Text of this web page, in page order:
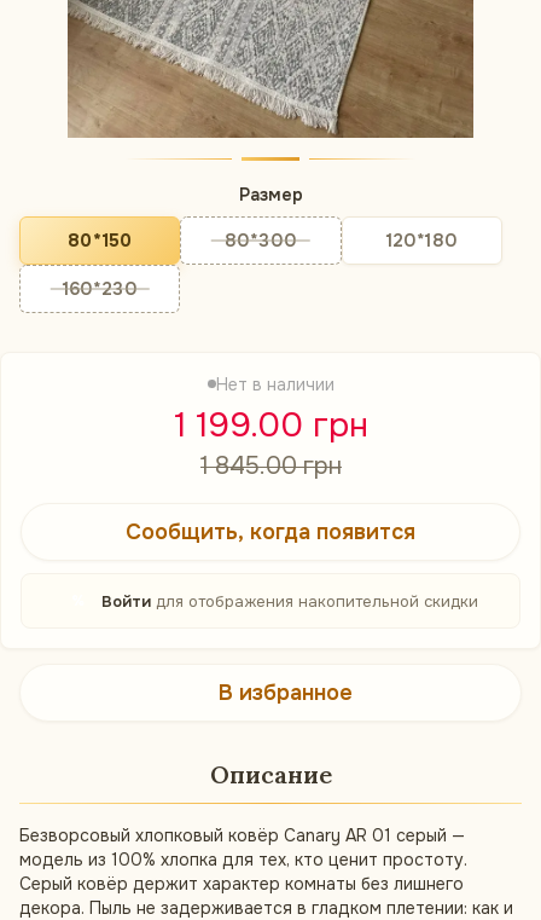
Размер
80*150 80*300
120*180
160*230
Нет в наличии
1 199.00 грн
1 845.00 грн
Сообщить, когда появится
Войти для отображения накопительной скидки
В избранное
Описание
Безворсовый хлопковый ковёр Canary AR 01 серый —
модель из 100% хлопка для тех, кто ценит простоту.
Серый ковёр держит характер комнаты без лишнего
декора. Пыль не задерживается в гладком плетении: как и